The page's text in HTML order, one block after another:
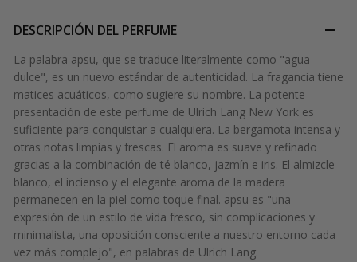
DESCRIPCIÓN DEL PERFUME
La palabra apsu, que se traduce literalmente como "agua
dulce", es un nuevo estándar de autenticidad. La fragancia tiene
matices acuáticos, como sugiere su nombre. La potente
presentación de este perfume de Ulrich Lang New York es
suficiente para conquistar a cualquiera. La bergamota intensa y
otras notas limpias y frescas. El aroma es suave y refinado
gracias a la combinación de té blanco, jazmín e iris. El almizcle
blanco, el incienso y el elegante aroma de la madera
permanecen en la piel como toque final. apsu es "una
expresión de un estilo de vida fresco, sin complicaciones y
minimalista, una oposición consciente a nuestro entorno cada
vez más complejo", en palabras de Ulrich Lang.